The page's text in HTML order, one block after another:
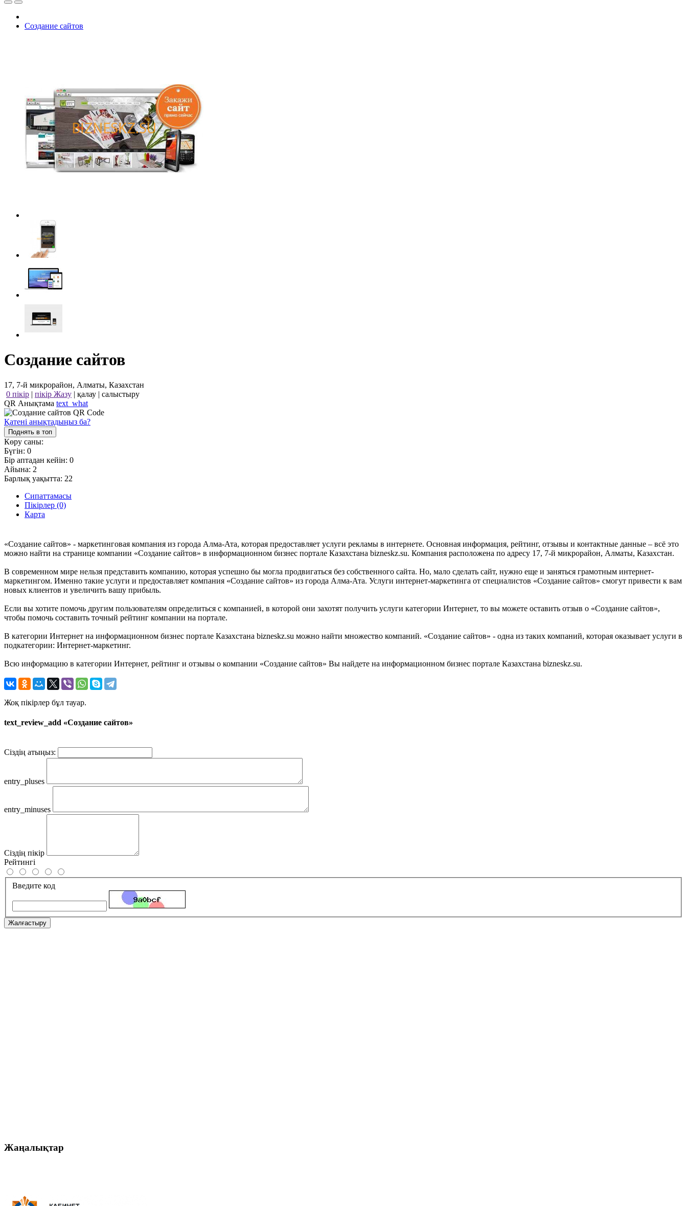
Создание сайтов
Создание сайтов
17, 7-й микрорайон, Алматы, Казахстан
0 пікір | пікір Жазу | қалау | салыстыру
QR Анықтама text_what
Қатені анықтадыңыз ба?
Поднять в топ
Көру саны:
Бүгін: 0
Бір аптадан кейін: 0
Айына: 2
Барлық уақытта: 22
Сипаттамасы
Пікірлер (0)
Карта
«Создание сайтов» - маркетинговая компания из города Алма-Ата, которая предоставляет услуги рекламы в интернете. Основная информация, рейтинг, отзывы и контактные данные – всё это
можно найти на странице компании «Создание сайтов» в информационном бизнес портале Казахстана bizneskz.su. Компания расположена по адресу 17, 7-й микрорайон, Алматы, Казахстан.
В современном мире нельзя представить компанию, которая успешно бы могла продвигаться без собственного сайта. Но, мало сделать сайт, нужно еще и заняться грамотным интернет-
маркетингом. Именно такие услуги и предоставляет компания «Создание сайтов» из города Алма-Ата. Услуги интернет-маркетинга от специалистов «Создание сайтов» смогут привести к вам
новых клиентов и увеличить вашу прибыль.
Если вы хотите помочь другим пользователям определиться с компанией, в которой они захотят получить услуги категории Интернет, то вы можете оставить отзыв о «Создание сайтов»,
чтобы помочь составить точный рейтинг компании на портале.
В категории Интернет на информационном бизнес портале Казахстана bizneskz.su можно найти множество компаний. «Создание сайтов» - одна из таких компаний, которая оказывает услуги в
подкатегории: Интернет-маркетинг.
Всю информацию в категории Интернет, рейтинг и отзывы о компании «Создание сайтов» Вы найдете на информационном бизнес портале Казахстана bizneskz.su.
Жоқ пікірлер бұл тауар.
text_review_add «Создание сайтов»
Сіздің атыңыз:
entry_pluses
entry_minuses
Сіздің пікір
Рейтингі
Введите код
Жалғастыру
Жаңалықтар